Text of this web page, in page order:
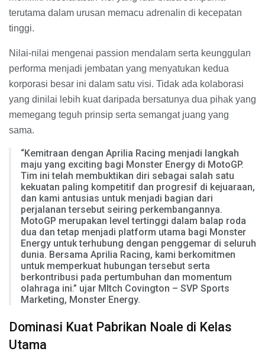
terutama dalam urusan memacu adrenalin di kecepatan
tinggi.
Nilai-nilai mengenai passion mendalam serta keunggulan
performa menjadi jembatan yang menyatukan kedua
korporasi besar ini dalam satu visi. Tidak ada kolaborasi
yang dinilai lebih kuat daripada bersatunya dua pihak yang
memegang teguh prinsip serta semangat juang yang
sama.
“Kemitraan dengan Aprilia Racing menjadi langkah
maju yang exciting bagi Monster Energy di MotoGP.
Tim ini telah membuktikan diri sebagai salah satu
kekuatan paling kompetitif dan progresif di kejuaraan,
dan kami antusias untuk menjadi bagian dari
perjalanan tersebut seiring perkembangannya.
MotoGP merupakan level tertinggi dalam balap roda
dua dan tetap menjadi platform utama bagi Monster
Energy untuk terhubung dengan penggemar di seluruh
dunia. Bersama Aprilia Racing, kami berkomitmen
untuk memperkuat hubungan tersebut serta
berkontribusi pada pertumbuhan dan momentum
olahraga ini.” ujar MItch Covington – SVP Sports
Marketing, Monster Energy.
Dominasi Kuat Pabrikan Noale di Kelas
Utama